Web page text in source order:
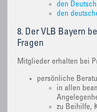
den
den
8. Der VLB Bayern
Fragen
Mitglieder erhalten bei
persönliche
in allen
zu Beihilfe,